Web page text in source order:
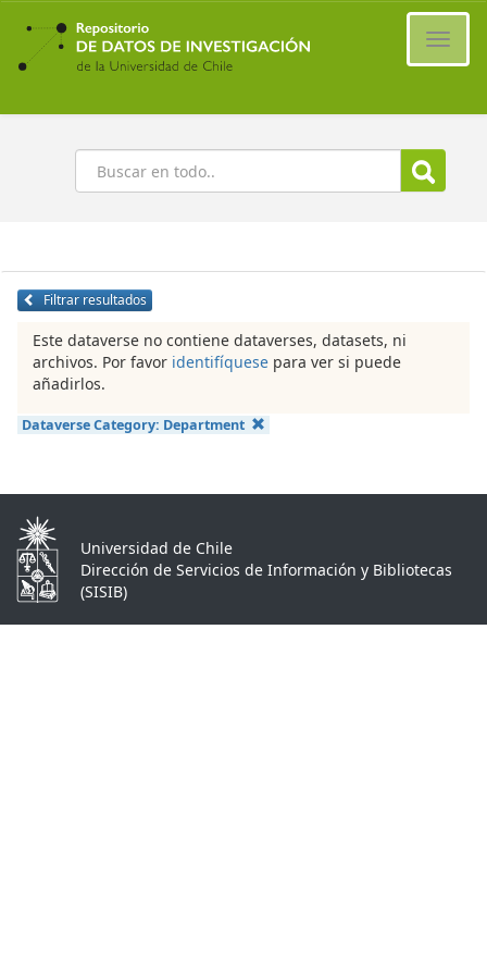
Ir
contenido
principal
Buscar
Filtrar resultados
Este dataverse no contiene dataverses, datasets, ni
archivos. Por favor identifíquese para ver si puede
añadirlos.
Dataverse Category: Department
Universidad de Chile
Dirección de Servicios de Información y Bibliotecas
(SISIB)